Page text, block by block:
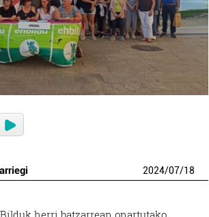
2024/07/18
herri batzarrean onartutako